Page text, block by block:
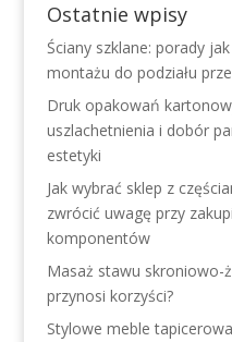
Ostatnie wpisy
Ściany szklane: porady
montażu do podziału
Druk opakowań
uszlachetnienia i dobór
estetyki
Jak wybrać sklep z
zwrócić uwagę przy
komponentów
Masaż stawu skroniowo-
przynosi korzyści?
Stylowe meble